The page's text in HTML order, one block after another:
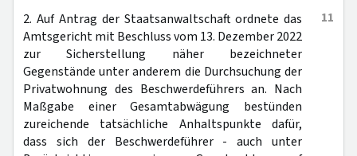
11
2. Auf Antrag der Staatsanwaltschaft ordnete das
Amtsgericht mit Beschluss vom 13. Dezember 2022
zur Sicherstellung näher bezeichneter
Gegenstände unter anderem die Durchsuchung der
Privatwohnung des Beschwerdeführers an. Nach
Maßgabe einer Gesamtabwägung bestünden
zureichende tatsächliche Anhaltspunkte dafür,
dass sich der Beschwerdeführer - auch unter